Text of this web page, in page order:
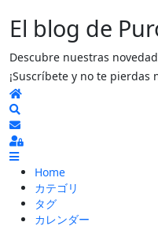
El blog de
Descubre nuestras
¡Suscríbete y no te pierdas
Home
ブログの更新を購読
Sign In
Home
カテゴリ
タグ
カレンダー